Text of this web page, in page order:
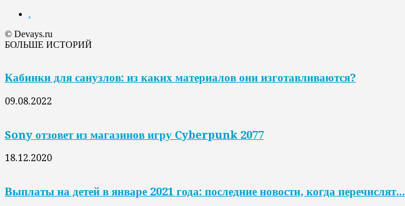
.
© Devays.ru
БОЛЬШЕ ИСТОРИЙ
Кабинки для санузлов: из каких материалов они изготавливаются?
09.08.2022
Sony отзовет из магазинов игру Cyberpunk 2077
18.12.2020
Выплаты на детей в январе 2021 года: последние новости, когда перечислят...